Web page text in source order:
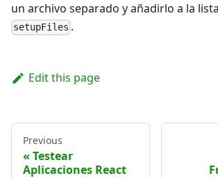
un archivo separado y añadirlo a la
setupFiles .
Edit this page
Previous
Testear
Aplicaciones React